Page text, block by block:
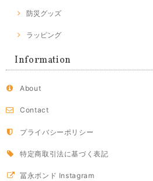
防災グッズ
ラッピング
Information
About
Contact
プライバシーポリシー
特定商取引法に基づく表記
冨永ボンド Instagram